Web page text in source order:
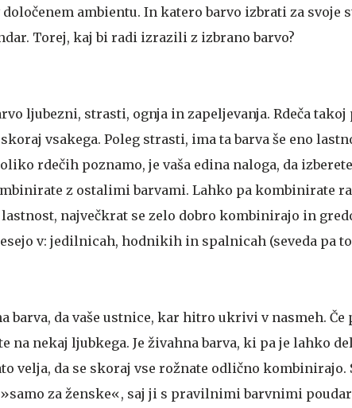
ambientu. In katero barvo izbrati za svoje
Torej, kaj bi radi izrazili z izbrano barvo?
ljubezni, strasti, ognja in zapeljevanja. Rdeča
vsakega. Poleg strasti, ima ta barva še eno
rdečih poznamo, je vaša edina naloga, da
z ostalimi barvami. Lahko pa kombinirate
največkrat se zelo dobro kombinirajo in
v: jedilnicah, hodnikih in spalnicah (seveda pa
barva, da vaše ustnice, kar hitro ukrivi v nasmeh.
na nekaj ljubkega. Je živahna barva, ki pa je lahko
velja, da se skoraj vse rožnate odlično kombinirajo.
za ženske«, saj ji s pravilnimi barvnimi